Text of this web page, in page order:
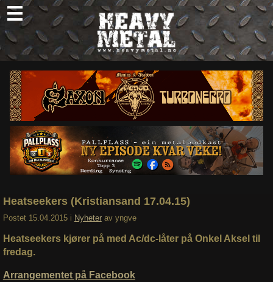
Skip
to
content
Nyheter
Omtaler
Intervjuer
Om oss
Abonner
Søk
Heatseekers (Kristiansand 17.04.15)
Postet 15.04.2015 i Nyheter av yngve
Heatseekers kjører på med Ac/dc-låter på Onkel Aksel til
fredag.
Arrangementet på Facebook